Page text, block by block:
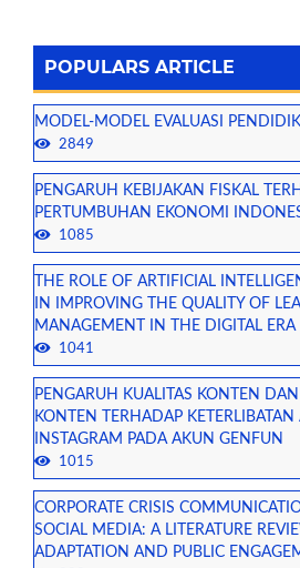
POPULARS ARTICLE
MODEL-MODEL EVALUASI
2849
PENGARUH KEBIJAKAN FISKAL
PERTUMBUHAN EKONOMI
1085
THE ROLE OF ARTIFICIAL
IN IMPROVING THE QUALITY OF
MANAGEMENT IN THE DIGITAL ERA
1041
PENGARUH KUALITAS KONTEN
KONTEN TERHADAP KETERLIBATAN
INSTAGRAM PADA AKUN GENFUN
1015
CORPORATE CRISIS
SOCIAL MEDIA: A LITERATURE
ADAPTATION AND PUBLIC